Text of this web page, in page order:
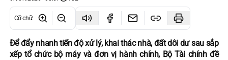
Cỡ chữ:
Để đẩy nhanh tiến độ xử lý, khai thác nhà, đất dôi dư sau sắp
xếp tổ chức bộ máy và đơn vị hành chính, Bộ Tài chính đề